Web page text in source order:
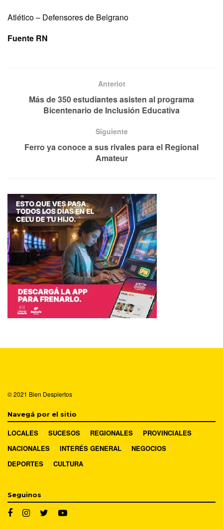
Atlético – Defensores de Belgrano
Fuente RN
Anteriot
Más de 350 estudiantes asisten al programa
Bicentenario de Inclusión Educativa
Siguiente
Ferro ya conoce a sus rivales para el Regional
Amateur
© 2021 Bien Despiertos
Navegá por el sitio
LOCALES SUCESOS REGIONALES
PROVINCIALES
NACIONALES
INTERÉS GENERAL
NEGOCIOS
DEPORTES
CULTURA
Seguinos